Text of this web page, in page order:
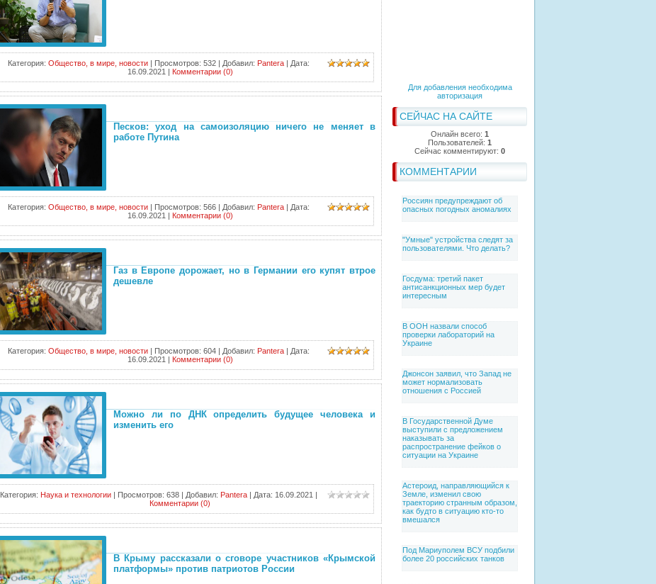
Для добавления необходима
авторизация
СЕЙЧАС НА САЙТЕ
Онлайн всего: 1
Пользователей: 1
Сейчас комментируют: 0
КОММЕНТАРИИ
Россиян предупреждают об
опасных погодных аномалиях
"Умные" устройства следят за
пользователями. Что делать?
Госдума: третий пакет
антисанкционных мер будет
интересным
В ООН назвали способ
проверки лабораторий на
Украине
Джонсон заявил, что Запад не
может нормализовать
отношения с Россией
В Государственной Думе
выступили с предложением
наказывать за
распространение фейков о
ситуации на Украине
Астероид, направляющийся к
Земле, изменил свою
траекторию странным образом,
как будто в ситуацию кто-то
вмешался
Под Мариуполем ВСУ подбили
более 20 российских танков
Категория: Общество, в мире, новости | Просмотров: 532 | Добавил: Pantera | Дата:
16.09.2021 | Комментарии (0)
Песков: уход на самоизоляцию ничего не меняет в
работе Путина
Категория: Общество, в мире, новости | Просмотров: 566 | Добавил: Pantera | Дата:
16.09.2021 | Комментарии (0)
Газ в Европе дорожает, но в Германии его купят втрое
дешевле
Категория: Общество, в мире, новости | Просмотров: 604 | Добавил: Pantera | Дата:
16.09.2021 | Комментарии (0)
Можно ли по ДНК определить будущее человека и
изменить его
Категория: Наука и технологии | Просмотров: 638 | Добавил: Pantera | Дата: 16.09.2021 |
Комментарии (0)
В Крыму рассказали о сговоре участников «Крымской
платформы» против патриотов России